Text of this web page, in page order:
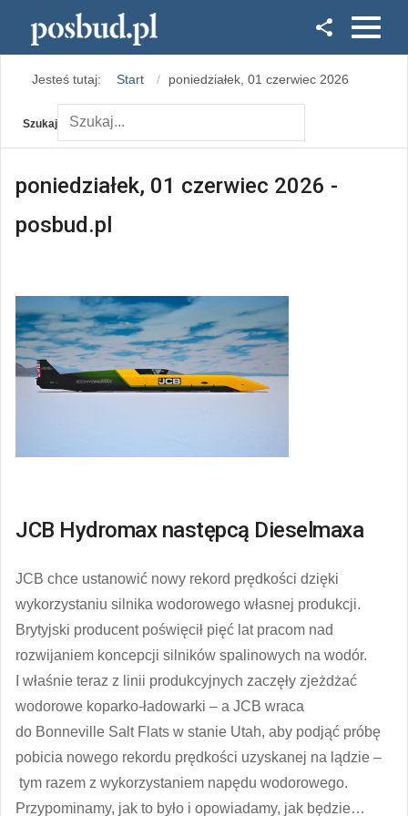
Instagram
Jesteś tutaj: Start poniedziałek, 01 czerwiec 2026
Szukaj
poniedziałek, 01 czerwiec 2026 -
posbud.pl
JCB Hydromax następcą Dieselmaxa
JCB chce ustanowić nowy rekord prędkości dzięki
wykorzystaniu silnika wodorowego własnej produkcji.
Brytyjski producent poświęcił pięć lat pracom nad
rozwijaniem koncepcji silników spalinowych na wodór.
I właśnie teraz z linii produkcyjnych zaczęły zjeżdżać
wodorowe koparko-ładowarki – a JCB wraca
do Bonneville Salt Flats w stanie Utah, aby podjąć próbę
pobicia nowego rekordu prędkości uzyskanej na lądzie –
tym razem z wykorzystaniem napędu wodorowego.
Przypominamy, jak to było i opowiadamy, jak będzie…